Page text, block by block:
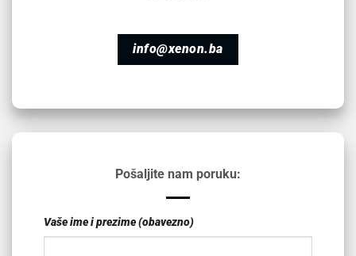
info@xenon.ba
Pošaljite nam poruku:
Vaše ime i prezime (obavezno)